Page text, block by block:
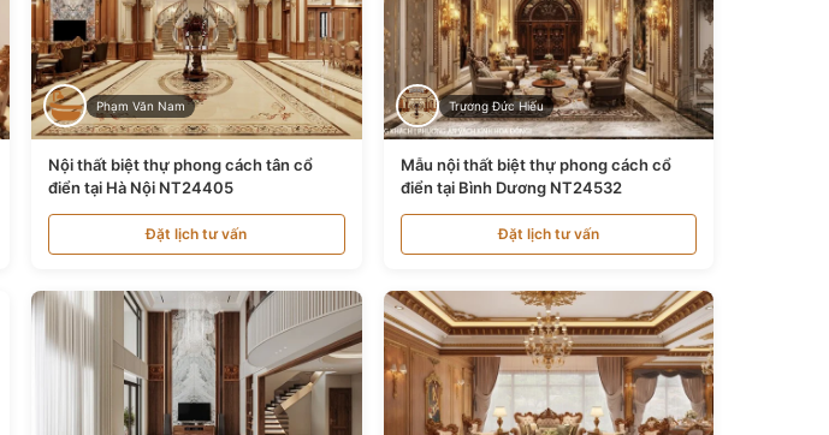
Phạm Văn Nam
Nội thất biệt thự phong cách tân cổ
điển tại Hà Nội NT24405
Đặt lịch tư vấn
Trương Đức Hiếu
Mẫu nội thất biệt thự phong cách cổ
điển tại Bình Dương NT24532
Đặt lịch tư vấn